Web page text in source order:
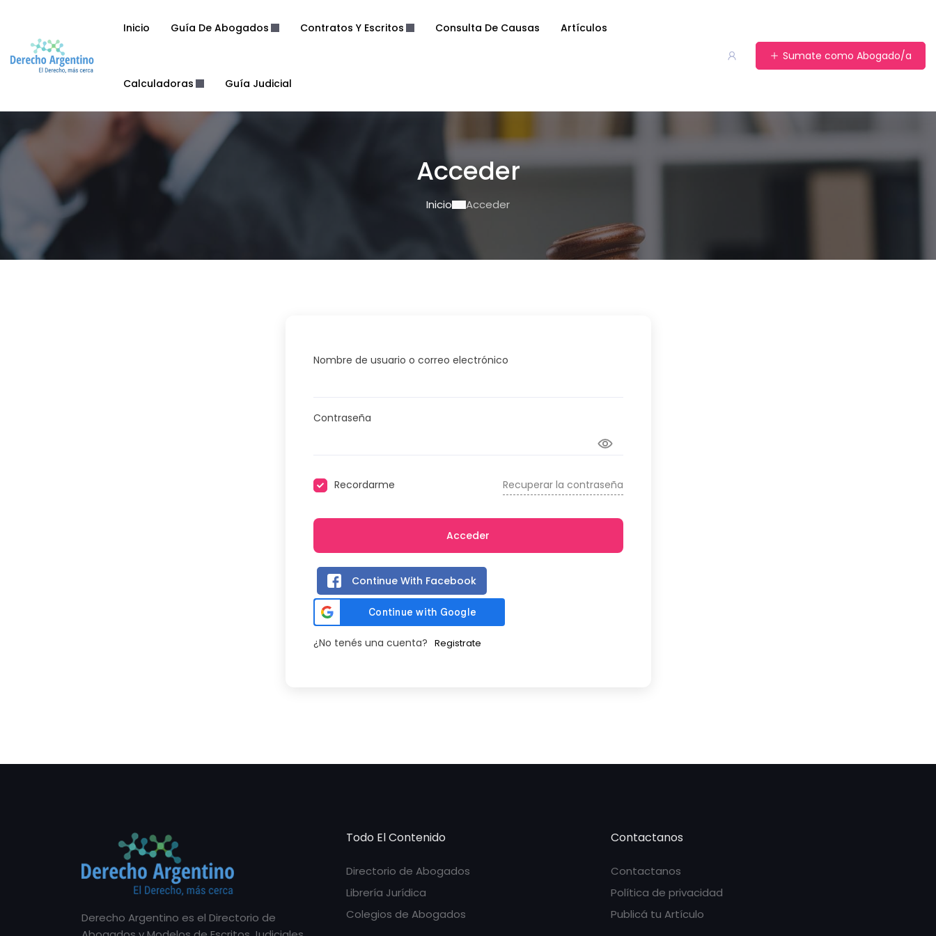
Inicio Guía De Abogados Contratos Y Escritos Consulta De Causas Artículos
Calculadoras Guía Judicial
Sumate como Abogado/a
Acceder
Inicio Acceder
Nombre de usuario o correo electrónico
Contraseña
Recordarme Recuperar la contraseña
Acceder
Continue With Facebook
¿No tenés una cuenta? Registrate
Derecho Argentino es el Directorio de
Todo El Contenido
Directorio de Abogados
Librería Jurídica
Colegios de Abogados
Contactanos
Contactanos
Política de privacidad
Publicá tu Artículo